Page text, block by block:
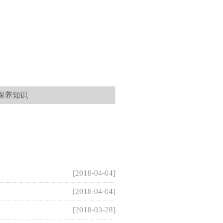
养知识
[2018-04-04]
[2018-04-04]
[2018-03-28]